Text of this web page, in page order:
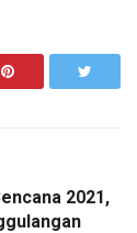
2021,